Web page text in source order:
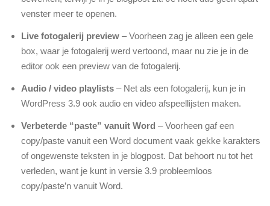
venster meer te openen.
Live fotogalerij preview – Voorheen zag je alleen een gele
box, waar je fotogalerij werd vertoond, maar nu zie je in de
editor ook een preview van de fotogalerij.
Audio / video playlists – Net als een fotogalerij, kun je in
WordPress 3.9 ook audio en video afspeellijsten maken.
Verbeterde “paste” vanuit Word – Voorheen gaf een
copy/paste vanuit een Word document vaak gekke karakters
of ongewenste teksten in je blogpost. Dat behoort nu tot het
verleden, want je kunt in versie 3.9 probleemloos
copy/paste’n vanuit Word.